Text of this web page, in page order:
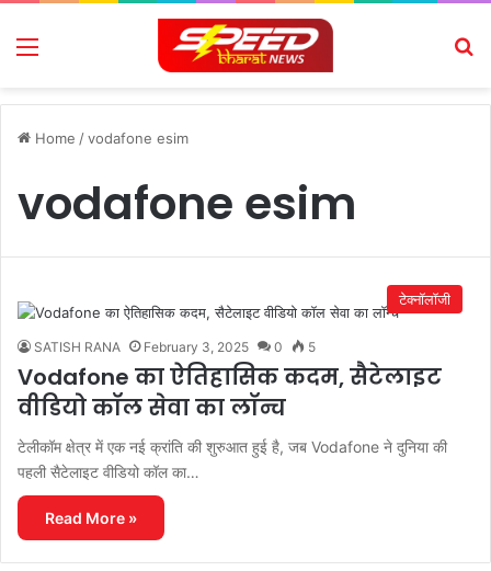
Menu
Home /vodafone esim
vodafone esim
टेक्नॉलॉजी
SATISH RANA February 3, 2025 0 5
Vodafone का ऐतिहासिक कदम, सैटेलाइट
वीडियो कॉल सेवा का लॉन्च
टेलीकॉम क्षेत्र में एक नई क्रांति की शुरुआत हुई है, जब Vodafone ने दुनिया की
पहली सैटेलाइट वीडियो कॉल का…
Read More »